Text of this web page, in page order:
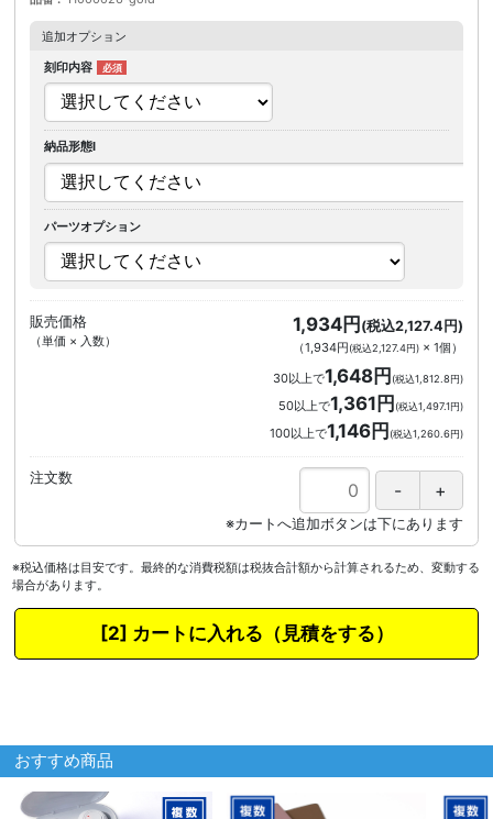
追加オプション
刻印内容
納品形態I
パーツオプション
販売価格
（単価 × 入数）
1,934円 (税込2,127.4円)
（1,934円(税込2,127.4円)× 1個 ）
30以上で1,648円(税込1,812.8円)
50以上で1,361円(税込1,497.1円)
100以上で1,146円(税込1,260.6円)
注文数
※税込価格は目安です。最終的な消費税額は税抜合計額から計算されるため、変動する
場合があります。
カートに入れる
おすすめ商品